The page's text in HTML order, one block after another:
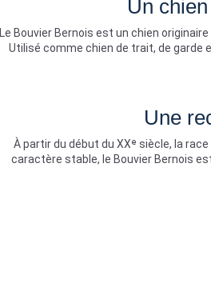
Un
Le Bouvier Bernois est un chien
Utilisé comme chien de trait, de garde
Une
À partir du début du XXᵉ siècle, la
caractère stable, le Bouvier Bernois